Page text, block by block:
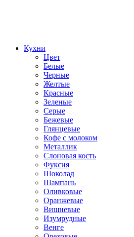
Кухни
Цвет
Белые
Черные
Желтые
Красные
Зеленые
Серые
Бежевые
Глянцевые
Кофе с молоком
Металлик
Слоновая кость
Фуксия
Шоколад
Шампань
Оливковые
Оранжевые
Вишневые
Изумрудные
Венге